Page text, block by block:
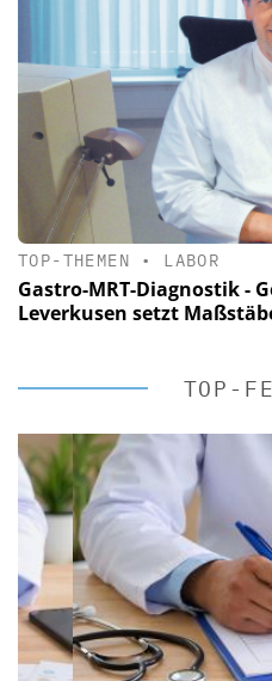
TOP-THEMEN • LABOR
Gastro-MRT-Diagnostik -
Leverkusen setzt
TOP-